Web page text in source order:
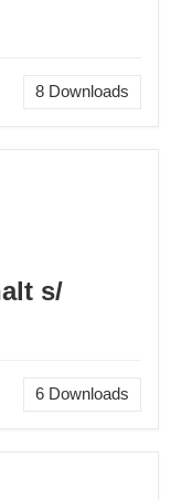
8Downloads
s/
6Downloads